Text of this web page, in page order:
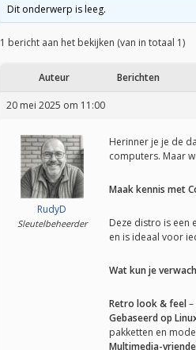
Dit onderwerp is leeg.
1 bericht aan het bekijken (van in totaal 1)
Auteur Berichten
20 mei 2025 om 11:00
RudyD
Sleutelbeheerder
Herinner je je de
computers. Maar
Maak kennis met
Deze distro is een
en is ideaal voor
Wat kun je
Retro look & feel
Gebaseerd op
pakketten en
Multimedia-